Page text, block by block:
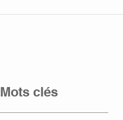
Mots clés